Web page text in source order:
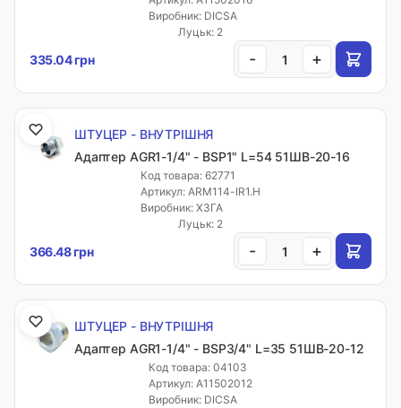
Виробник: DICSA
Луцьк: 2
335.04 грн - +
ШТУЦЕР - ВНУТРІШНЯ
Адаптер AGR1-1/4" - BSP1" L=54 51ШВ-20-16
Код товара: 62771
Артикул: ARM114-IR1.H
Виробник: ХЗГА
Луцьк: 2
366.48 грн - +
ШТУЦЕР - ВНУТРІШНЯ
Адаптер AGR1-1/4" - BSP3/4" L=35 51ШВ-20-12
Код товара: 04103
Артикул: A11502012
Виробник: DICSA